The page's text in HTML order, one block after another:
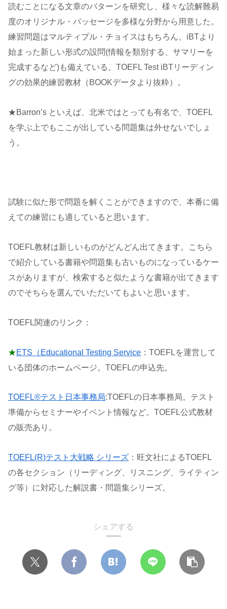
読むことになる文章のパターンを研究し、様々な読解難易
度のオリジナル・パッセージを多様な分野から用意した。
練習問題はマルティプル・チョイスはもちろん、iBTより
始まった新しい形式の設問(情報を類別する、サマリーを
完成するなど)も備えている。TOEFL Test iBTリーディン
グの効果的練習教材（BOOKデータより抜粋）。
★Barron’s といえば、北米ではとっても有名で、TOEFL
を学ぶ上でもここが出している問題集は外せないでしょ
う。
試験に似た形で問題を解くことができますので、本番に備
えての練習にも適していると思います。
TOEFL教材は新しいものがどんどん出てきます。こちら
で紹介している書籍や問題集も古いものになっているケー
スがありますが、検索すると似たような書籍が出てきます
のでそちらを選んでいただいてもよいと思います。
TOEFL関連のリンク：
★ETS（Educational Testing Service ：TOEFLを運営して
いる団体のホームページ。TOEFLの申込先。
TOEFL®テスト日本事務局:TOEFLの日本事務局。テスト
準備からセミナーやイベント情報など。TOEFL公式教材
の販売あり。
TOEFL(R)テスト大戦略 シリーズ ：旺文社によるTOEFL
の各セクション（リーディング、リスニング、ライティン
グ等）に対応した解説書・問題集シリーズ。
シェアする